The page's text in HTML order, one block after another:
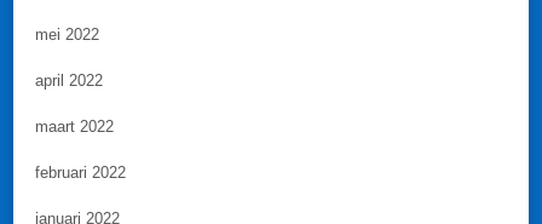
mei 2022
april 2022
maart 2022
februari 2022
januari 2022